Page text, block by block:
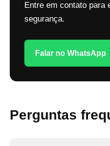
Entre em contato para
segurança.
Falar no WhatsApp
Perguntas